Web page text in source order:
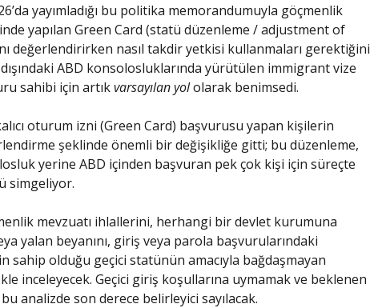
yayımladığı bu politika memorandumuyla göçmenlik
yapılan Green Card (statü düzenleme / adjustment of
değerlendirirken nasıl takdir yetkisi kullanmaları gerektiğini
dışındaki ABD konsolosluklarında yürütülen immigrant vize
sahibi için artıkvarsayılan yololarak benimsedi.
oturum izni (Green Card) başvurusu yapan kişilerin
şeklinde önemli bir değişikliğe gitti; bu düzenleme,
yerine ABD içinden başvuran pek çok kişi için süreçte
simgeliyor.
mevzuatı ihlallerini, herhangi bir devlet kurumuna
yalan beyanını, giriş veya parola başvurularındaki
sahip olduğu geçici statünün amacıyla bağdaşmayan
inceleyecek. Geçici giriş koşullarına uymamak ve beklenen
analizde son derece belirleyici sayılacak.